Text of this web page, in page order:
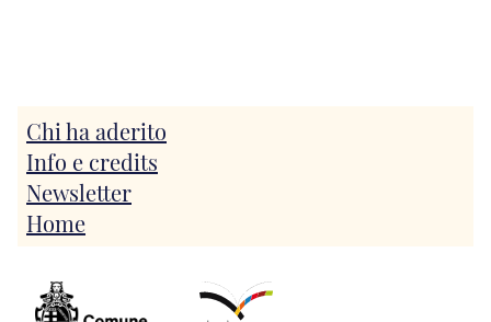
Lila di Marilynne Robinson
Il potere del cane
La taverna del Doge Loredan
La mia famiglia e altri animali
Le rane
Stella del mattino
La discipilina di Penelope di Gianrico Carofiglio
Resto qui di Marco Balzano
Chi ha aderito
Info e credits
Newsletter
Home